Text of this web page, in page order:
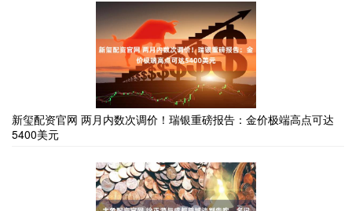
新玺配资官网 两月内数次调价！瑞银重磅报告：金价极端高点可达
5400美元